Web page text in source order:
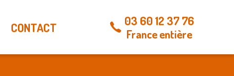
CONTACT 03 60 12 37 76
France entière